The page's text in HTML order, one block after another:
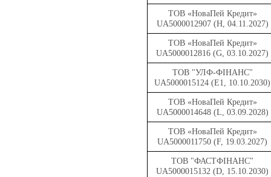
ТОВ «НоваПей Кредит»
UA5000012907 (H, 04.11.2027)
ТОВ «НоваПей Кредит»
UA5000012816 (G, 03.10.2027)
ТОВ "УЛФ-ФІНАНС"
UA5000015124 (Е1, 10.10.2030)
ТОВ «НоваПей Кредит»
UA5000014648 (L, 03.09.2028)
ТОВ «НоваПей Кредит»
UA5000011750 (F, 19.03.2027)
ТОВ "ФАСТФІНАНС"
UA5000015132 (D, 15.10.2030)